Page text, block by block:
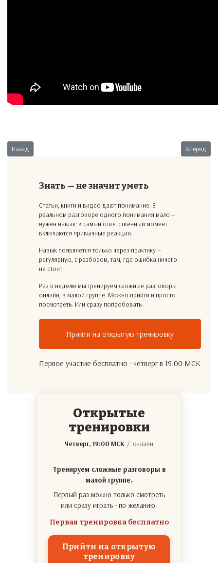
Предыдущий: Спасительный клиент
Назад Вперед
Знать — не значит уметь
Статьи, книги и видео дают понимание. В
реальном разговоре одного понимания мало —
нужен навык: в самый ответственный момент
включаются привычные реакции.
Навык появляется только через практику —
регулярную, с разбором, там, где ошибка ничего
не стоит.
Раз в неделю мы тренируем сложные разговоры
онлайн, в малой группе. Можно прийти и просто
посмотреть. Или сразу попробовать.
Прийти на открытую тренировку
Первое участие бесплатно · четверг в 19:00 МСК
Открытые
тренировки
Четверг, 19:00 МСК / онлайн
Тренируем сложные разговоры в
малой группе.
Первый раз можно только смотреть
или сразу играть - по желанию.
Первая тренировка бесплатно
Прийти на открытую
тренировку